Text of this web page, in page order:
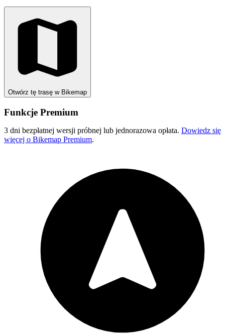
Otwórz tę trasę w Bikemap
Funkcje Premium
3 dni bezpłatnej wersji próbnej lub jednorazowa opłata. Dowiedz się
więcej o Bikemap Premium.